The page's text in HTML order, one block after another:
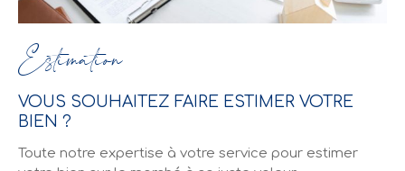
Estimation
VOUS SOUHAITEZ FAIRE ESTIMER VOTRE
BIEN ?
Toute notre expertise à votre service pour estimer